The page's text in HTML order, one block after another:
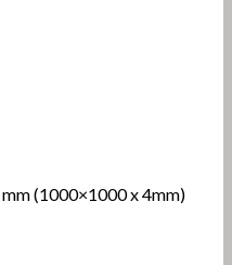
(1000×1000 x 4mm)